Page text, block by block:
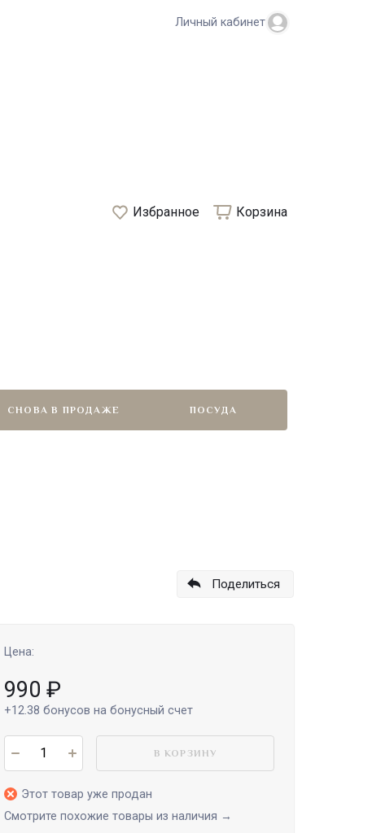
Личный кабинет
Избранное Корзина
СНОВА В ПРОДАЖЕ ПОСУДА
Поделиться
Цена:
990 ₽
+12.38 бонусов на бонусный счет
В КОРЗИНУ
Этот товар уже продан
Смотрите похожие товары из наличия →